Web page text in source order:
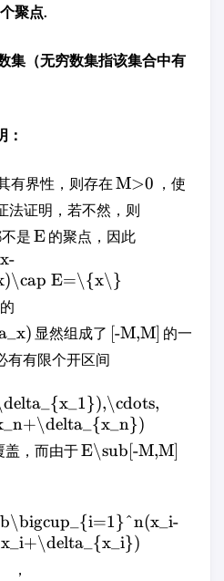
聚点.
集（无穷数集指该集合中有
：
有界性，则存在 M>0 ，使
法证明，若不然，则
是 E 的聚点，因此
E=\{x\}
显然组成了 [-M,M] 的一
有有限个开区间
盖，而由于E\sub[-M,M]
，